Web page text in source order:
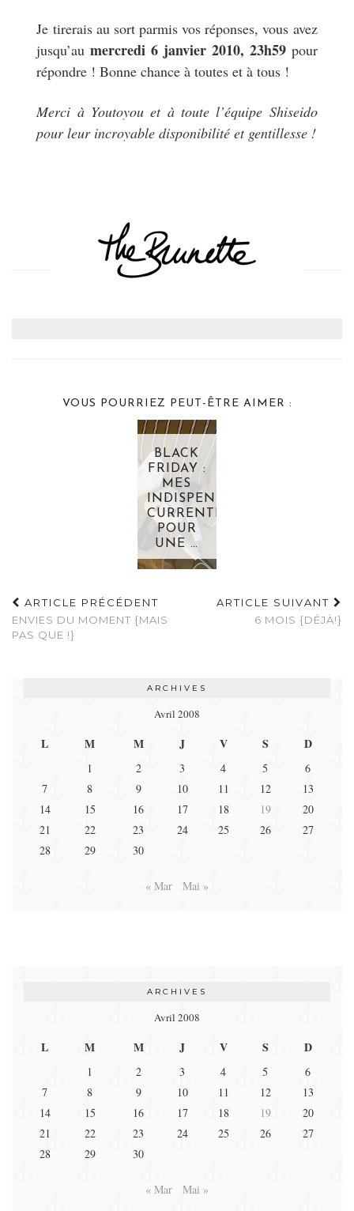
Je tirerais au sort parmis vos réponses, vous avez
jusqu’aumercredi 6 janvier 2010, 23h59pour
répondre ! Bonne chance à toutes et à tous !
Merci à Youtoyou et à toute l’équipe Shiseido
pour leur incroyable disponibilité et gentillesse !
VOUS POURRIEZ PEUT-ÊTRE AIMER :
BLACK
FRIDAY :
MES
INDISPENSABLES
CURRENTBODY
POUR
UNE …
ARTICLE PRÉCÉDENT
ENVIES DU MOMENT {MAIS
PAS QUE !}
ARTICLE SUIVANT
6 MOIS {DÉJÀ!}
ARCHIVES
Avril 2008
L M M J V S D
1 2 3 4 5
6
7
8 9 10 11 12
13
14
15 16 17 18 19
20
21
22 23 24 25 26
27
28
29 30
« Mar Mai »
ARCHIVES
Avril 2008
L M M J V S D
1 2 3 4 5
6
7
8 9 10 11 12
13
14
15 16 17 18 19
20
21
22 23 24 25 26
27
28
29 30
« Mar Mai »